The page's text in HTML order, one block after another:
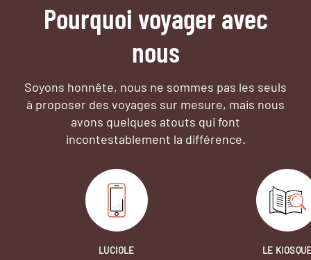
Pourquoi voyager avec
nous
Soyons honnête, nous ne sommes pas les seuls
à proposer des voyages sur mesure, mais nous
avons quelques atouts qui font
incontestablement la différence.
LUCIOLE
LE